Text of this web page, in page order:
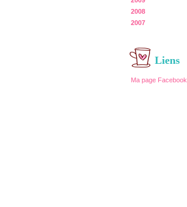
2008
2007
Liens
Ma page Facebook